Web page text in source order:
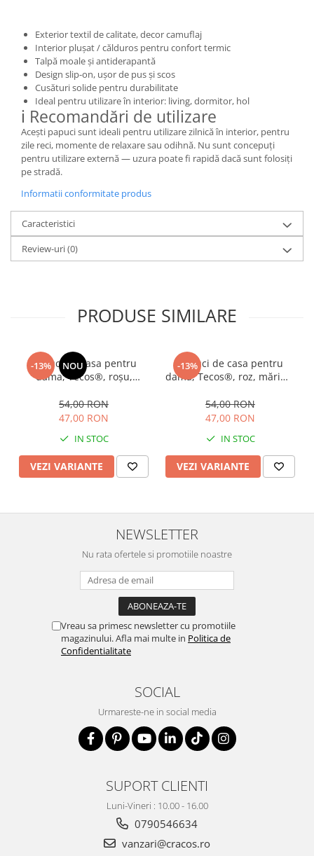
Exterior textil de calitate, decor camuflaj
Interior plușat / călduros pentru confort termic
Talpă moale și antiderapantă
Design slip-on, ușor de pus și scos
Cusături solide pentru durabilitate
Ideal pentru utilizare în interior: living, dormitor, hol
ℹ Recomandări de utilizare
Acești papuci sunt ideali pentru utilizare zilnică în interior, pentru
zile reci, momente de relaxare sau odihnă. Nu sunt concepuți
pentru utilizare externă — uzura poate fi rapidă dacă sunt folosiți
pe stradă.
Informatii conformitate produs
Caracteristici
Review-uri(0)
PRODUSE SIMILARE
-13% NOU
Papuci de casa pentru
dama, Tecos®, roșu,
centimetri, model
tradițional romanesc, talpa
54,00 RON
47,00 RON
IN STOC
VEZI VARIANTE
-13%
Papuci de casa pentru
dama, Tecos®, roz, mărime
tradițional romanesc, talpa
comoda și respirabilă
54,00 RON
47,00 RON
IN STOC
VEZI VARIANTE
NEWSLETTER
Nu rata ofertele si promotiile noastre
Vreau sa primesc newsletter cu promotiile
magazinului. Afla mai multe in Politica de
Confidentialitate
SOCIAL
Urmareste-ne in social media
SUPORT CLIENTI
Luni-Vineri : 10.00 - 16.00
0790546634
vanzari@cracos.ro